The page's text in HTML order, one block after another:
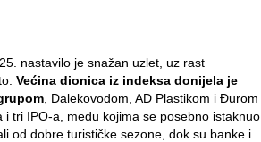
nastavilo je snažan uzlet, uz rast
Većina dionica iz indeksa donijela je
, Dalekovodom, AD Plastikom i Đurom
tri IPO-a, među kojima se posebno istaknuo
od dobre turističke sezone, dok su banke i